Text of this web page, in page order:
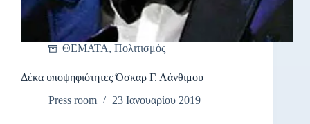
ΘΕΜΑΤΑ, Πολιτισμός
Δέκα υποψηφιότητες Όσκαρ Γ. Λάνθιμου
Press room
23 Ιανουαρίου 2019